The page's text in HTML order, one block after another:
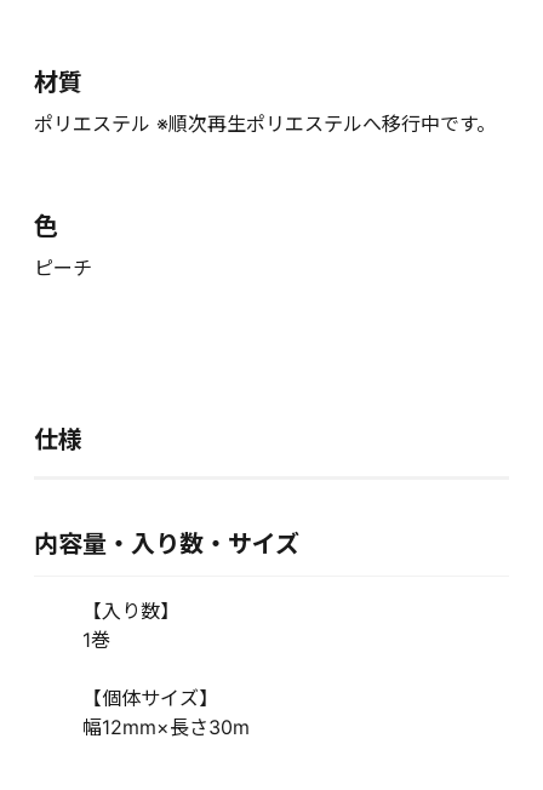
材質
ポリエステル ※順次再生ポリエステルへ移行中です。
色
ピーチ
仕様
内容量・入り数・サイズ
【入り数】
1巻
【個体サイズ】
幅12mm×長さ30m